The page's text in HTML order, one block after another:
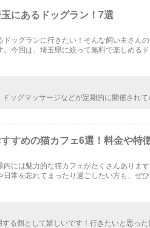
にあるドッグラン！7選
ッグランに行きたい！そんな飼い主さん
。今回は、埼玉県に絞って無料で楽しめる
ッグマッサージなどが定期的に開催され
すめの猫カフェ6選！料金や特
内には魅力的な猫カフェがたくさんありま
日常を忘れてまったり過ごしたい方も、ぜ
る側として嬉しいです！行きたいと思っ